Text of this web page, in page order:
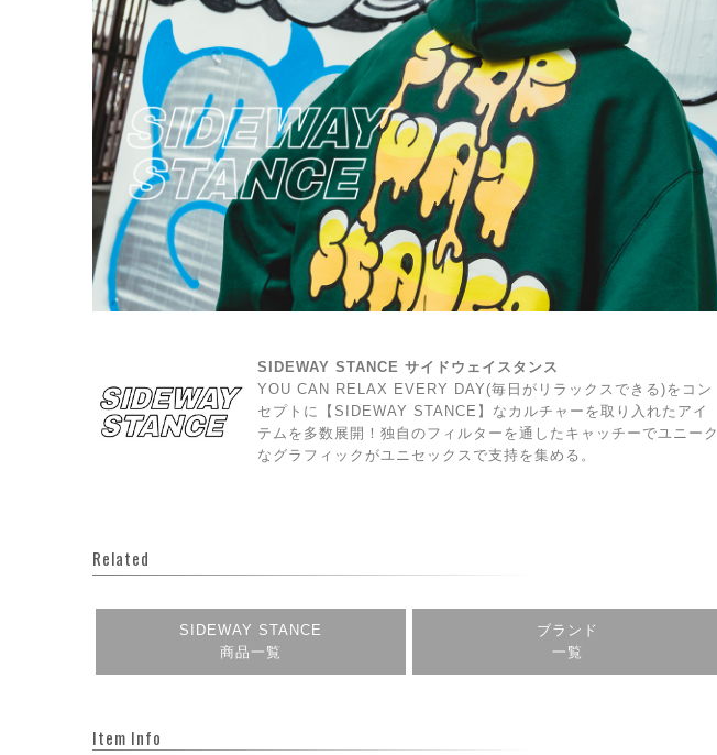
SIDEWAY STANCE サイドウェイスタンス
YOU CAN RELAX EVERY DAY(毎日がリラックスできる)をコン
セプトに【SIDEWAY STANCE】なカルチャーを取り入れたアイ
テムを多数展開！独自のフィルターを通したキャッチーでユニーク
なグラフィックがユニセックスで支持を集める。
Related
SIDEWAY STANCE
商品一覧
ブランド
一覧
Item Info